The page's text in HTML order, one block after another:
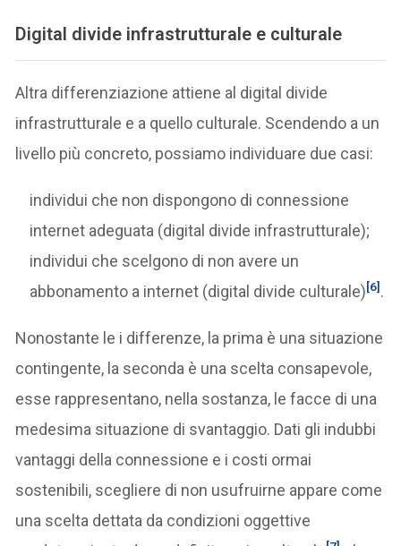
Digital divide infrastrutturale e culturale
Altra differenziazione attiene al digital divide
infrastrutturale e a quello culturale. Scendendo a un
livello più concreto, possiamo individuare due casi:
individui che non dispongono di connessione
internet adeguata (digital divide infrastrutturale);
individui che scelgono di non avere un
abbonamento a internet (digital divide culturale)[6] .
Nonostante le i differenze, la prima è una situazione
contingente, la seconda è una scelta consapevole,
esse rappresentano, nella sostanza, le facce di una
medesima situazione di svantaggio. Dati gli indubbi
vantaggi della connessione e i costi ormai
sostenibili, scegliere di non usufruirne appare come
una scelta dettata da condizioni oggettive